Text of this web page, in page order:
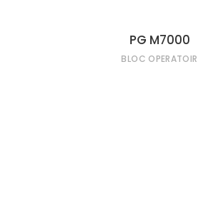
PG M7000
BLOC OPERATOIR